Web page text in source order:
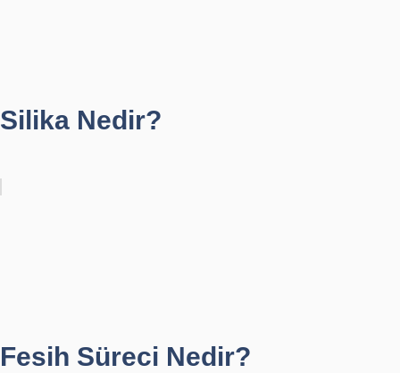
Silika Nedir?
Fesih Süreci Nedir?